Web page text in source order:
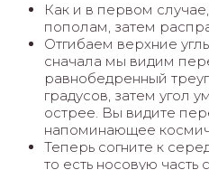
Как и в первом
пополам, затем
Отгибаем верхние
сначала мы видим
равнобедренный
градусов, затем угол
острее. Вы видите
напоминающее
Теперь согните к
то есть носовую часть